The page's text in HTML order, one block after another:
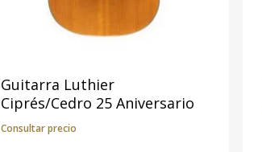
Guitarra Luthier
Ciprés/Cedro 25 Aniversario
Consultar precio